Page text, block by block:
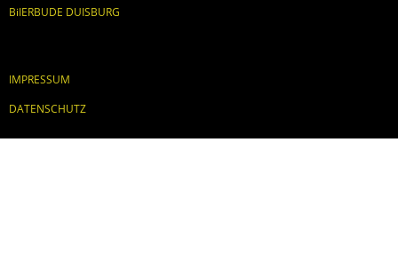
BiIERBUDE DUISBURG
IMPRESSUM
DATENSCHUTZ